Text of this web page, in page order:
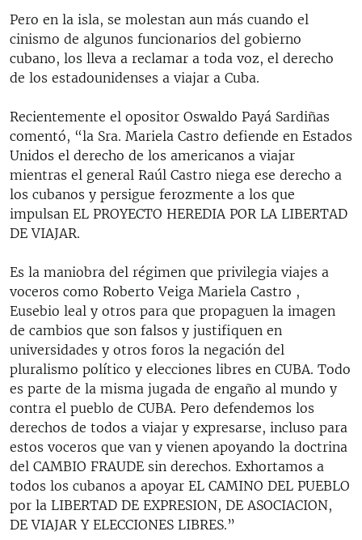
Pero en la isla, se molestan aun más cuando el
cinismo de algunos funcionarios del gobierno
cubano, los lleva a reclamar a toda voz, el derecho
de los estadounidenses a viajar a Cuba.
Recientemente el opositor Oswaldo Payá Sardiñas
comentó, “la Sra. Mariela Castro defiende en Estados
Unidos el derecho de los americanos a viajar
mientras el general Raúl Castro niega ese derecho a
los cubanos y persigue ferozmente a los que
impulsan EL PROYECTO HEREDIA POR LA LIBERTAD
DE VIAJAR.
Es la maniobra del régimen que privilegia viajes a
voceros como Roberto Veiga Mariela Castro ,
Eusebio leal y otros para que propaguen la imagen
de cambios que son falsos y justifiquen en
universidades y otros foros la negación del
pluralismo político y elecciones libres en CUBA. Todo
es parte de la misma jugada de engaño al mundo y
contra el pueblo de CUBA. Pero defendemos los
derechos de todos a viajar y expresarse, incluso para
estos voceros que van y vienen apoyando la doctrina
del CAMBIO FRAUDE sin derechos. Exhortamos a
todos los cubanos a apoyar EL CAMINO DEL PUEBLO
por la LIBERTAD DE EXPRESION, DE ASOCIACION,
DE VIAJAR Y ELECCIONES LIBRES.”